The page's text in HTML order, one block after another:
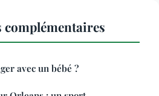
avec un bébé ?